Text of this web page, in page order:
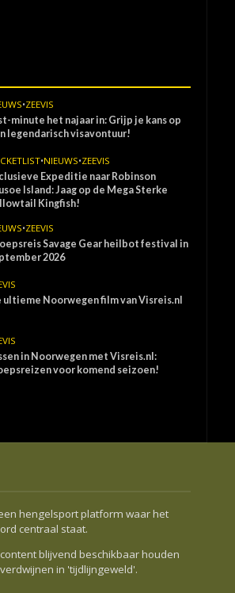
•ZEEVIS
minute het najaar in: Grijp je kans op
legendarisch visavontuur!
•NIEUWS•ZEEVIS
Expeditie naar Robinson
Island: Jaag op de Mega Sterke
Kingfish!
•ZEEVIS
Savage Gear heilbot festival in
2026
ultieme Noorwegen film van Visreis.nl
in Noorwegen met Visreis.nl:
voor komend seizoen!
hengelsport platform waar het
centraal staat.
blijvend beschikbaar houden
in 'tijdlijngeweld'.